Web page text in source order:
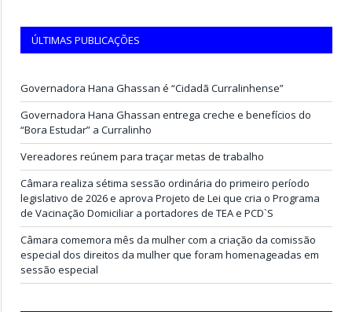
ÚLTIMAS PUBLICAÇÕES
Governadora Hana Ghassan é “Cidadã Curralinhense”
Governadora Hana Ghassan entrega creche e benefícios do
“Bora Estudar” a Curralinho
Vereadores reúnem para traçar metas de trabalho
Câmara realiza sétima sessão ordinária do primeiro período
legislativo de 2026 e aprova Projeto de Lei que cria o Programa
de Vacinação Domiciliar a portadores de TEA e PCD`S
Câmara comemora mês da mulher com a criação da comissão
especial dos direitos da mulher que foram homenageadas em
sessão especial